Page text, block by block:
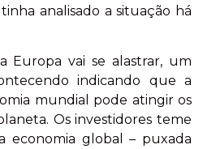
analisado a situação há
Europa vai se alastrar, um
indicando que a
mundial pode atingir os
Os investidores teme
economia global – puxada